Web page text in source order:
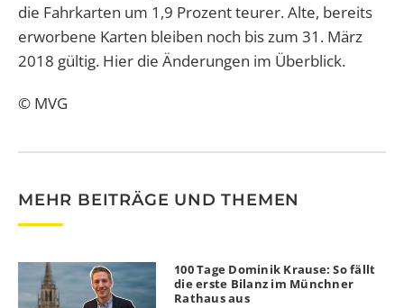
die Fahrkarten um 1,9 Prozent teurer. Alte, bereits
erworbene Karten bleiben noch bis zum 31. März
2018 gültig. Hier die Änderungen im Überblick.
© MVG
MEHR BEITRÄGE UND THEMEN
100 Tage Dominik Krause: So fällt
die erste Bilanz im Münchner
Rathaus aus